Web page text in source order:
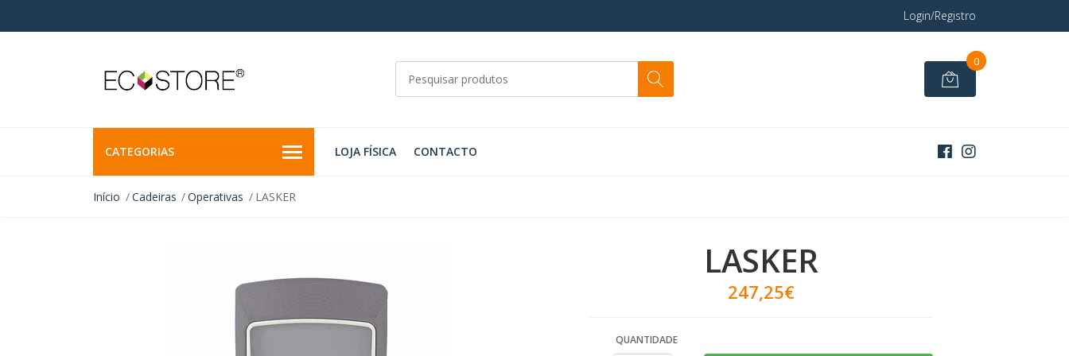
Login/Registro
0
CATEGORIAS LOJA FÍSICA CONTACTO
Início Cadeiras Operativas LASKER
LASKER
247,25€
QUANTIDADE